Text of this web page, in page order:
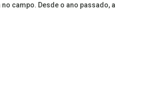
campo. Desde o ano passado, a